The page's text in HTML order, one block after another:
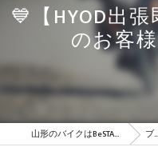
💙【HYOD出
のお客
山形のバイクはBeSTAR株式会社 ブログ